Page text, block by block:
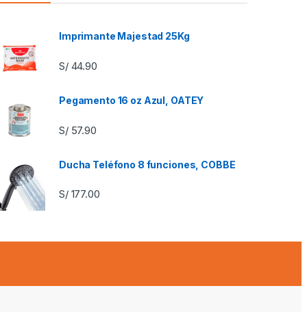
Imprimante Majestad 25Kg
S/44.90
Pegamento 16 oz Azul, OATEY
S/57.90
Ducha Teléfono 8 funciones, COBBE
S/177.00